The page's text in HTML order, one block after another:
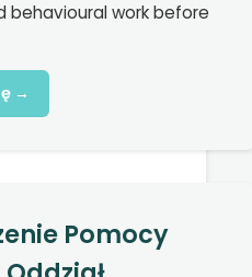
behavioural work before
→
Pomocy